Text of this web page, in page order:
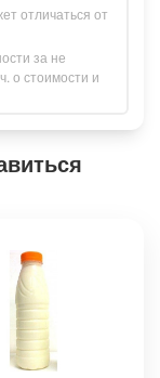
отличаться от
за не
о стоимости и